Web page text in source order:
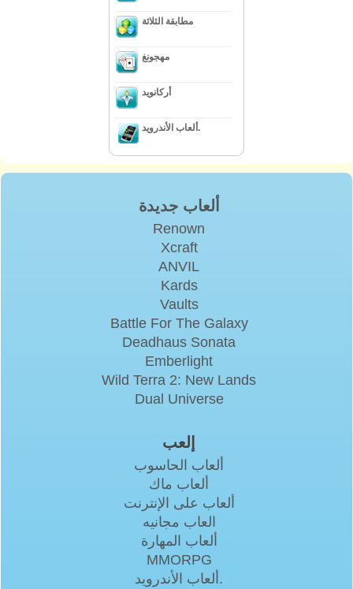
مطابقة الثلاثة
مهجونغ
أركانويد
ألعاب الأندرويد.
ألعاب جديدة
Renown
Xcraft
ANVIL
Kards
Vaults
Battle For The Galaxy
Deadhaus Sonata
Emberlight
Wild Terra 2: New Lands
Dual Universe
إلعب
ألعاب الحاسوب
ألعاب ماك
ألعاب على الإنترنت
العاب مجانيه
ألعاب المهارة
MMORPG
ألعاب الأندرويد.